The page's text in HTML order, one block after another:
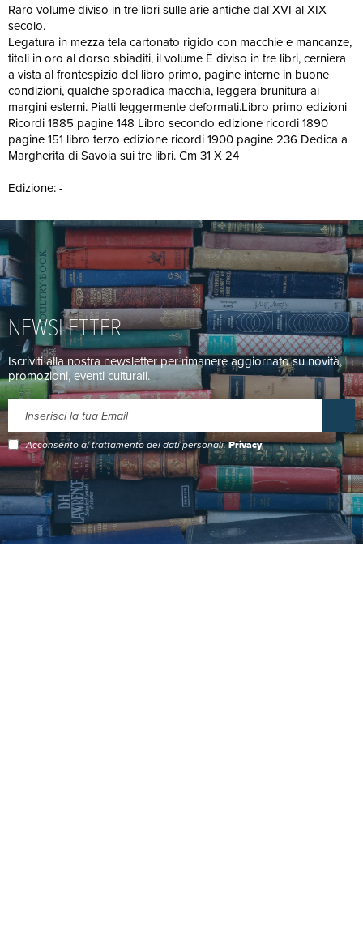
Raro volume diviso in tre libri sulle arie antiche dal XVI al XIX
secolo.
Legatura in mezza tela cartonato rigido con macchie e mancanze,
titoli in oro al dorso sbiaditi, il volume Ë diviso in tre libri, cerniera
a vista al frontespizio del libro primo, pagine interne in buone
condizioni, qualche sporadica macchia, leggera brunitura ai
margini esterni. Piatti leggermente deformati.Libro primo edizioni
Ricordi 1885 pagine 148 Libro secondo edizione ricordi 1890
pagine 151 libro terzo edizione ricordi 1900 pagine 236 Dedica a
Margherita di Savoia sui tre libri. Cm 31 X 24
Edizione: -
NEWSLETTER
Iscriviti alla nostra newsletter per rimanere aggiornato su novità,
promozioni, eventi culturali.
Acconsento al trattamento dei dati personali.Privacy